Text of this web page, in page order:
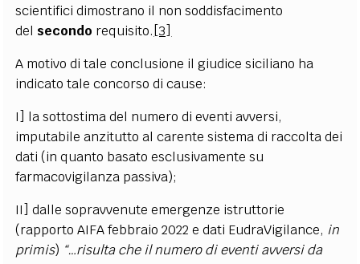
scientifici dimostrano il non soddisfacimento
del secondo requisito. [3]
A motivo di tale conclusione il giudice siciliano ha
indicato tale concorso di cause:
I] la sottostima del numero di eventi avversi,
imputabile anzitutto al carente sistema di raccolta dei
dati (in quanto basato esclusivamente su
farmacovigilanza passiva);
II] dalle sopravvenute emergenze istruttorie
(rapporto AIFA febbraio 2022 e dati EudraVigilance, in
primis) “…risulta che il numero di eventi avversi da